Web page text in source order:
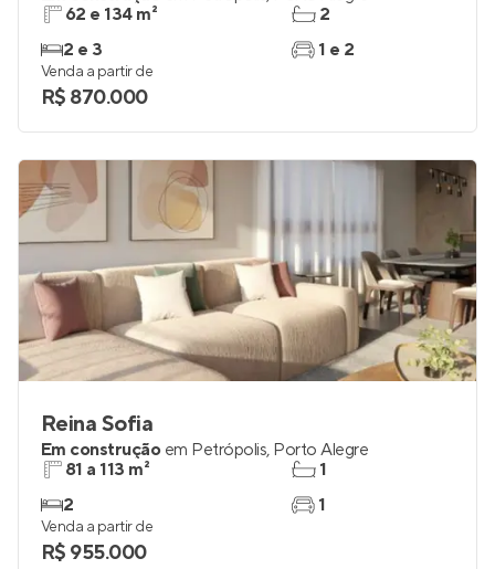
62 e 134 m²
2 e 3
2
1 e 2
Venda a partir de
R$ 870.000
Reina Sofia
Em construção em Petrópolis, Porto Alegre
81 a 113 m²
2
1
1
Venda a partir de
R$ 955.000